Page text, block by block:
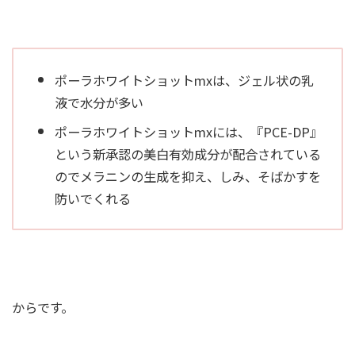
ポーラホワイトショットmxは、ジェル状の乳
液で水分が多い
ポーラホワイトショットmxには、『PCE-DP』
という新承認の美白有効成分が配合されている
のでメラニンの生成を抑え、しみ、そばかすを
防いでくれる
からです。